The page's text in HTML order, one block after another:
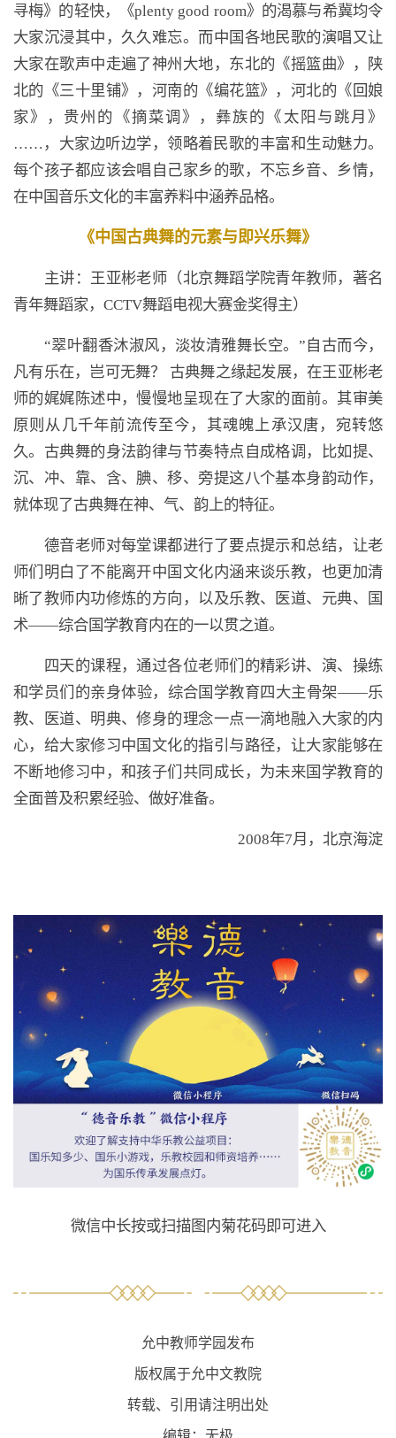
寻梅》的轻快，《plenty good room》的渴慕与希冀均令
大家沉浸其中，久久难忘。而中国各地民歌的演唱又让
大家在歌声中走遍了神州大地，东北的《摇篮曲》，陕
北的《三十里铺》，河南的《编花篮》，河北的《回娘
家》，贵州的《摘菜调》，彝族的《太阳与跳月》
……，大家边听边学，领略着民歌的丰富和生动魅力。
每个孩子都应该会唱自己家乡的歌，不忘乡音、乡情，
在中国音乐文化的丰富养料中涵养品格。
《中国古典舞的元素与即兴乐舞》
主讲：王亚彬老师（北京舞蹈学院青年教师，著名
青年舞蹈家，CCTV舞蹈电视大赛金奖得主）
“翠叶翻香沐淑风，淡妆清雅舞长空。”自古而今，
凡有乐在，岂可无舞？ 古典舞之缘起发展，在王亚彬老
师的娓娓陈述中，慢慢地呈现在了大家的面前。其审美
原则从几千年前流传至今，其魂魄上承汉唐，宛转悠
久。古典舞的身法韵律与节奏特点自成格调，比如提、
沉、冲、靠、含、腆、移、旁提这八个基本身韵动作，
就体现了古典舞在神、气、韵上的特征。
德音老师对每堂课都进行了要点提示和总结，让老
师们明白了不能离开中国文化内涵来谈乐教，也更加清
晰了教师内功修炼的方向，以及乐教、医道、元典、国
术——综合国学教育内在的一以贯之道。
四天的课程，通过各位老师们的精彩讲、演、操练
和学员们的亲身体验，综合国学教育四大主骨架——乐
教、医道、明典、修身的理念一点一滴地融入大家的内
心，给大家修习中国文化的指引与路径，让大家能够在
不断地修习中，和孩子们共同成长，为未来国学教育的
全面普及积累经验、做好准备。
2008年7月，北京海淀
微信中长按或扫描图内菊花码即可进入
允中教师学园发布
版权属于允中文教院
转载、引用请注明出处